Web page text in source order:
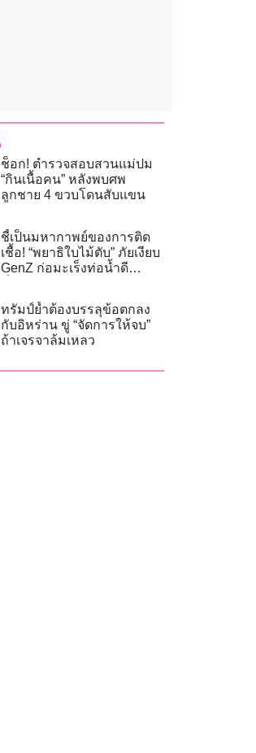
ช็อก! ตำรวจสอบสวนแม่ปม
“กินเนื้อคน” หลังพบศพ
ลูกชาย 4 ขวบโดนสับแขน
ชี้เป็นมหากาพย์ของการติด
เชื้อ! “พยาธิใบไม้ตับ” ภัยเงียบ
GenZ ก่อมะเร็งท่อน้ำดี
ทรัมป์ย้ำต้องบรรลุข้อตกลง
กับอิหร่าน ขู่ “จัดการให้จบ”
ถ้าเจรจาล้มเหลว